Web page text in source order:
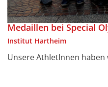
Medaillen bei Special
Institut Hartheim
Unsere AthletInnen